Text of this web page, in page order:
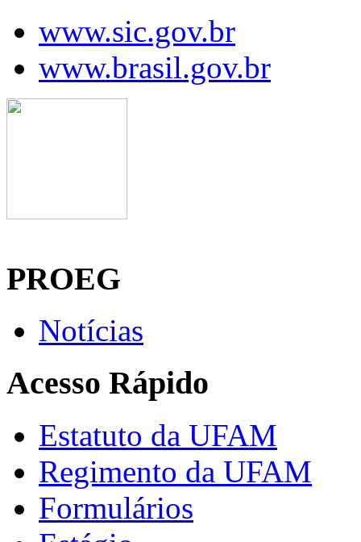
www.sic.gov.br
www.brasil.gov.br
PROEG
Notícias
Acesso Rápido
Estatuto da UFAM
Regimento da UFAM
Formulários